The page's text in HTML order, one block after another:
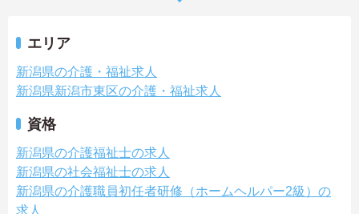
エリア
新潟県の介護・福祉求人
新潟県新潟市東区の介護・福祉求人
資格
新潟県の介護福祉士の求人
新潟県の社会福祉士の求人
新潟県の介護職員初任者研修（ホームヘルパー2級）の
求人